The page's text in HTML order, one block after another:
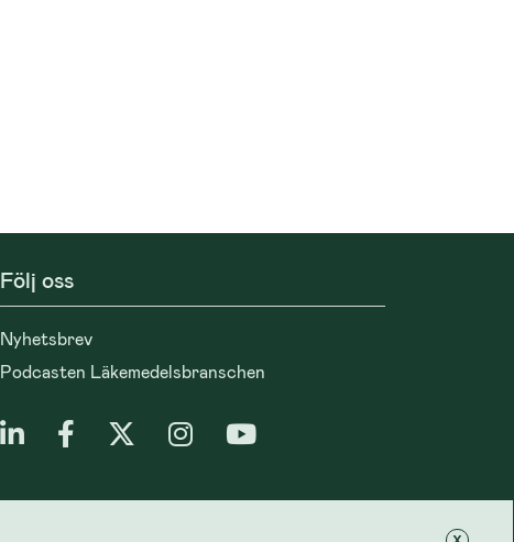
Följ oss
Nyhetsbrev
Podcasten Läkemedelsbranschen